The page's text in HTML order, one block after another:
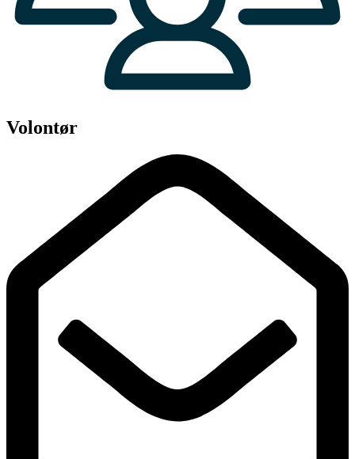
Volontør